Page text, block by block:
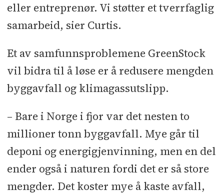
eller entreprenør. Vi støtter et tverrfaglig
samarbeid, sier Curtis.
Et av samfunnsproblemene GreenStock
vil bidra til å løse er å redusere mengden
byggavfall og klimagassutslipp.
– Bare i Norge i fjor var det nesten to
millioner tonn byggavfall. Mye går til
deponi og energigjenvinning, men en del
ender også i naturen fordi det er så store
mengder. Det koster mye å kaste avfall,